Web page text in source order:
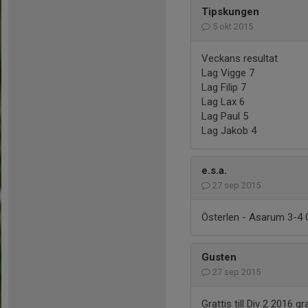
Tipskungen
5 okt 2015
Veckans resultat
Lag Vigge 7
Lag Filip 7
Lag Lax 6
Lag Paul 5
Lag Jakob 4
e.s.a.
27 sep 2015
Österlen - Asarum 3-4
Gusten
27 sep 2015
Grattis till Div 2 2016